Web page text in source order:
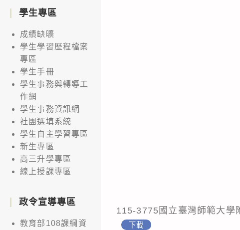
115-3775國立臺灣師範大學
下載
學生專區
成績缺曠
學生學習歷程檔案
專區
學生手冊
學生事務與轉導工
作網
學生事務資訊網
社團選填系統
學生自主學習專區
新生專區
高三升學專區
線上授課專區
政令宣導專區
教育部108課綱資